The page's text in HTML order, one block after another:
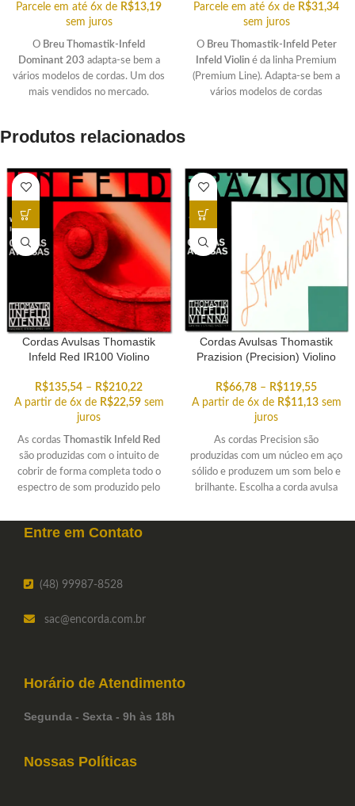
Parcele em até 6x de R$13,19
sem juros
O Breu Thomastik-Infeld
Dominant 203 adapta-se bem a
vários modelos de cordas. Um dos
mais vendidos no mercado.
Parcele em até 6x de R$31,34
sem juros
O Breu Thomastik-Infeld Peter
Infeld Violin é da linha Premium
(Premium Line). Adapta-se bem a
vários modelos de cordas
Produtos relacionados
Cordas Avulsas Thomastik
Infeld Red IR100 Violino
R$135,54 – R$210,22
A partir de 6x de R$22,59 sem
juros
As cordas
Thomastik Infeld Red
são produzidas com o intuito de
cobrir de forma completa todo o
espectro de som produzido pelo
jogo IR100 que você procura.
Cordas Avulsas Thomastik
Prazision (Precision) Violino
R$66,78 – R$119,55
A partir de 6x de R$11,13 sem
juros
As cordas Precision são
produzidas com um núcleo em aço
sólido e produzem um som belo e
brilhante. Escolha a corda avulsa
Entre em Contato
(48) 99987-8528
sac@encorda.com.br
Horário de Atendimento
Segunda - Sexta - 9h às 18h
Nossas Políticas